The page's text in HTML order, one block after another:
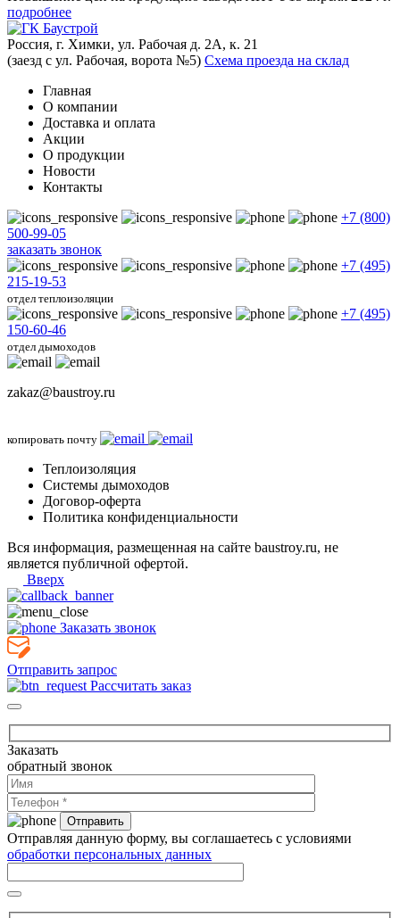
подробнее
Россия, г. Химки, ул. Рабочая д. 2А, к. 21
(заезд с ул. Рабочая, ворота №5) Схема проезда на склад
Главная
О компании
Доставка и оплата
Акции
О продукции
Новости
Контакты
+7 (800)
500-99-05
заказать звонок
+7 (495)
215-19-53
отдел теплоизоляции
+7 (495)
150-60-46
отдел дымоходов
zakaz@baustroy.ru
копировать почту
Теплоизоляция
Системы дымоходов
Договор-оферта
Политика конфиденциальности
Вся информация, размещенная на сайте baustroy.ru, не
является публичной офертой.
Вверх
Заказать звонок
Отправить запрос
Рассчитать заказ
Заказать
обратный звонок
Отправляя данную форму, вы соглашаетесь с условиями
обработки персональных данных